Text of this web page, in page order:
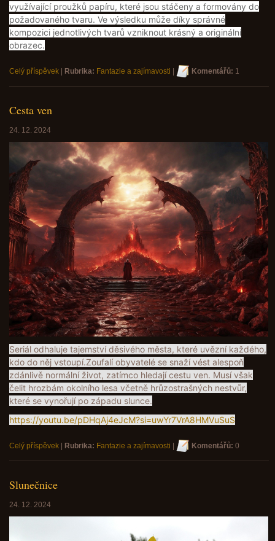
využívající proužků papíru, které jsou stáčeny a formovány do
požadovaného tvaru. Ve výsledku může díky správné
kompozici jednotlivých tvarů vzniknout krásný a originální
obrazec.
Celý příspěvek Rubrika: Fantazie a zajímavosti Komentářů: 1
Cesta ven
24. 12. 2024
Seriál odhaluje tajemství děsivého města, které uvězní každého,
kdo do něj vstoupí.Zoufalí obyvatelé se snaží vést alespoň
zdánlivě normální život, zatímco hledají cestu ven. Musí však
čelit hrozbám okolního lesa včetně hrůzostrašných nestvůr,
které se vynořují po západu slunce.
https://youtu.be/pDHqAj4eJcM?si=uwYr7VrA8HMVuSuS
Celý příspěvek | Rubrika: Fantazie a zajímavosti | Komentářů: 0
Slunečnice
24. 12. 2024